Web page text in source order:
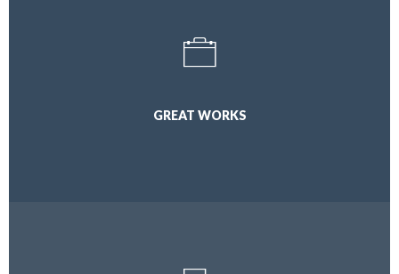
GREAT WORKS